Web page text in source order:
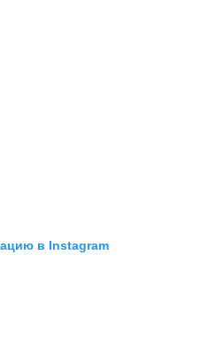
в Instagram